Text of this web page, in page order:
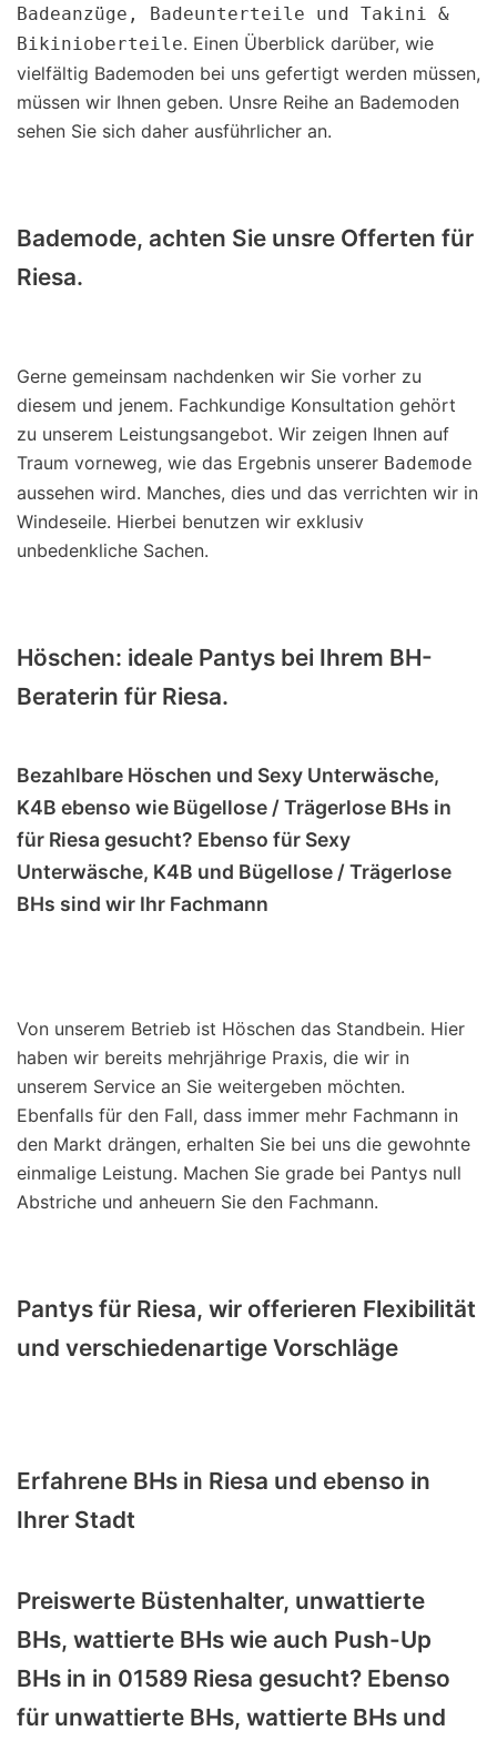
Badeanzüge, Badeunterteile und Takini &
Bikinioberteile. Einen Überblick darüber, wie
vielfältig Bademoden bei uns gefertigt werden müssen,
müssen wir Ihnen geben. Unsre Reihe an Bademoden
sehen Sie sich daher ausführlicher an.
Bademode, achten Sie unsre Offerten für
Riesa.
Gerne gemeinsam nachdenken wir Sie vorher zu
diesem und jenem. Fachkundige Konsultation gehört
zu unserem Leistungsangebot. Wir zeigen Ihnen auf
Traum vorneweg, wie das Ergebnis unserer Bademode
aussehen wird. Manches, dies und das verrichten wir in
Windeseile. Hierbei benutzen wir exklusiv
unbedenkliche Sachen.
Höschen: ideale Pantys bei Ihrem BH-
Beraterin für Riesa.
Bezahlbare Höschen und Sexy Unterwäsche,
K4B ebenso wie Bügellose / Trägerlose BHs in
für Riesa gesucht? Ebenso für Sexy
Unterwäsche, K4B und Bügellose / Trägerlose
BHs sind wir Ihr Fachmann
Von unserem Betrieb ist Höschen das Standbein. Hier
haben wir bereits mehrjährige Praxis, die wir in
unserem Service an Sie weitergeben möchten.
Ebenfalls für den Fall, dass immer mehr Fachmann in
den Markt drängen, erhalten Sie bei uns die gewohnte
einmalige Leistung. Machen Sie grade bei Pantys null
Abstriche und anheuern Sie den Fachmann.
Pantys für Riesa, wir offerieren Flexibilität
und verschiedenartige Vorschläge
Erfahrene BHs in Riesa und ebenso in
Ihrer Stadt
Preiswerte Büstenhalter, unwattierte
BHs, wattierte BHs wie auch Push-Up
BHs in in 01589 Riesa gesucht? Ebenso
für unwattierte BHs, wattierte BHs und